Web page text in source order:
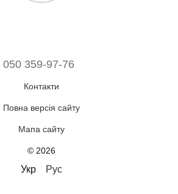
050 359-97-76
Контакти
Повна версія сайту
Мапа сайту
© 2026
Укр Рус